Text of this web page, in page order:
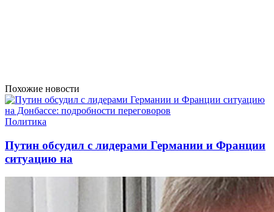
Похожие новости
Политика
Путин обсудил с лидерами Германии и Франции
ситуацию на